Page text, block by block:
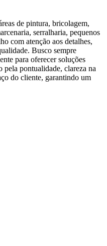
de pintura, bricolagem,
serralharia, pequenos
com atenção aos detalhes,
Busco sempre
para oferecer soluções
pela pontualidade, clareza na
do cliente, garantindo um